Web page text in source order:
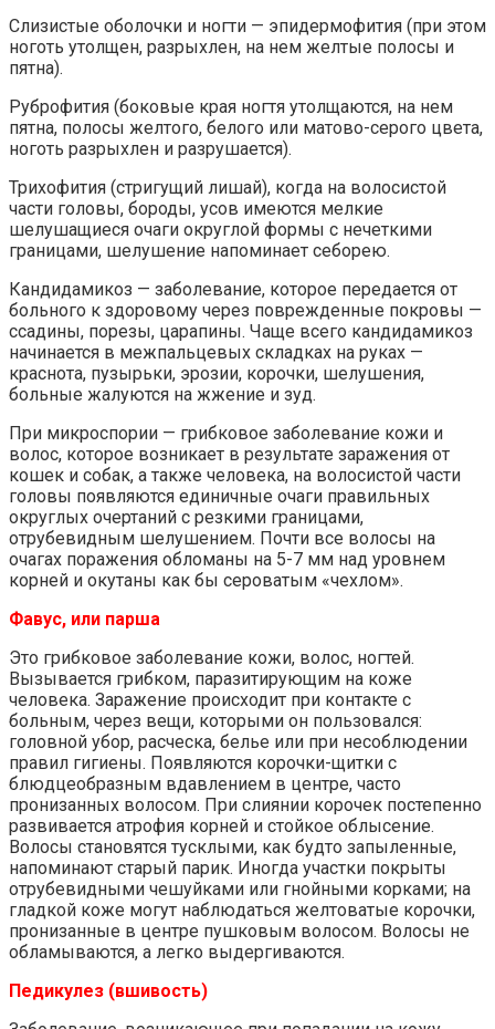
Слизистые оболочки и ногти — эпидермофития (при этом
ноготь утолщен, разрыхлен, на нем желтые полосы и
пятна).
Руброфития (боковые края ногтя утолщаются, на нем
пятна, полосы желтого, белого или матово-серого цвета,
ноготь разрыхлен и разрушается).
Трихофития (стригущий лишай), когда на волосистой
части головы, бороды, усов имеются мелкие
шелушащиеся очаги округлой формы с нечеткими
границами, шелушение напоминает себорею.
Кандидамикоз — заболевание, которое передается от
больного к здоровому через поврежденные покровы —
ссадины, порезы, царапины. Чаще всего кандидамикоз
начинается в межпальцевых складках на руках —
краснота, пузырьки, эрозии, корочки, шелушения,
больные жалуются на жжение и зуд.
При микроспории — грибковое заболевание кожи и
волос, которое возникает в результате заражения от
кошек и собак, а также человека, на волосистой части
головы появляются единичные очаги правильных
округлых очертаний с резкими границами,
отрубевидным шелушением. Почти все волосы на
очагах поражения обломаны на 5-7 мм над уровнем
корней и окутаны как бы сероватым «чехлом».
Фавус, или парша
Это грибковое заболевание кожи, волос, ногтей.
Вызывается грибком, паразитирующим на коже
человека. Заражение происходит при контакте с
больным, через вещи, которыми он пользовался:
головной убор, расческа, белье или при несоблюдении
правил гигиены. Появляются корочки-щитки с
блюдцеобразным вдавлением в центре, часто
пронизанных волосом. При слиянии корочек постепенно
развивается атрофия корней и стойкое облысение.
Волосы становятся тусклыми, как будто запыленные,
напоминают старый парик. Иногда участки покрыты
отрубевидными чешуйками или гнойными корками; на
гладкой коже могут наблюдаться желтоватые корочки,
пронизанные в центре пушковым волосом. Волосы не
обламываются, а легко выдергиваются.
Педикулез (вшивость)